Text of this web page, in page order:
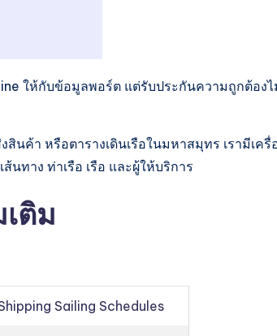
ให้กับข้อมูลพอร์ต แต่รับประกันความถูกต้อง
นค้า หรือตารางเดินเรือในมหาสมุทร เรามีเครื่
นทาง ท่าเรือ เรือ และผู้ให้บริการ
ติม
Sailing Schedules